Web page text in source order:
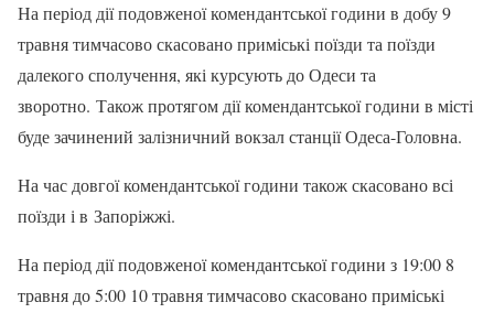
На період дії подовженої комендантської години в добу 9
травня тимчасово скасовано приміські поїзди та поїзди
далекого сполучення, які курсують до Одеси та
зворотно. Також протягом дії комендантської години в місті
буде зачинений залізничний вокзал станції Одеса-Головна.
На час довгої комендантської години також скасовано всі
поїзди і в Запоріжжі.
На період дії подовженої комендантської години з 19:00 8
травня до 5:00 10 травня тимчасово скасовано приміські